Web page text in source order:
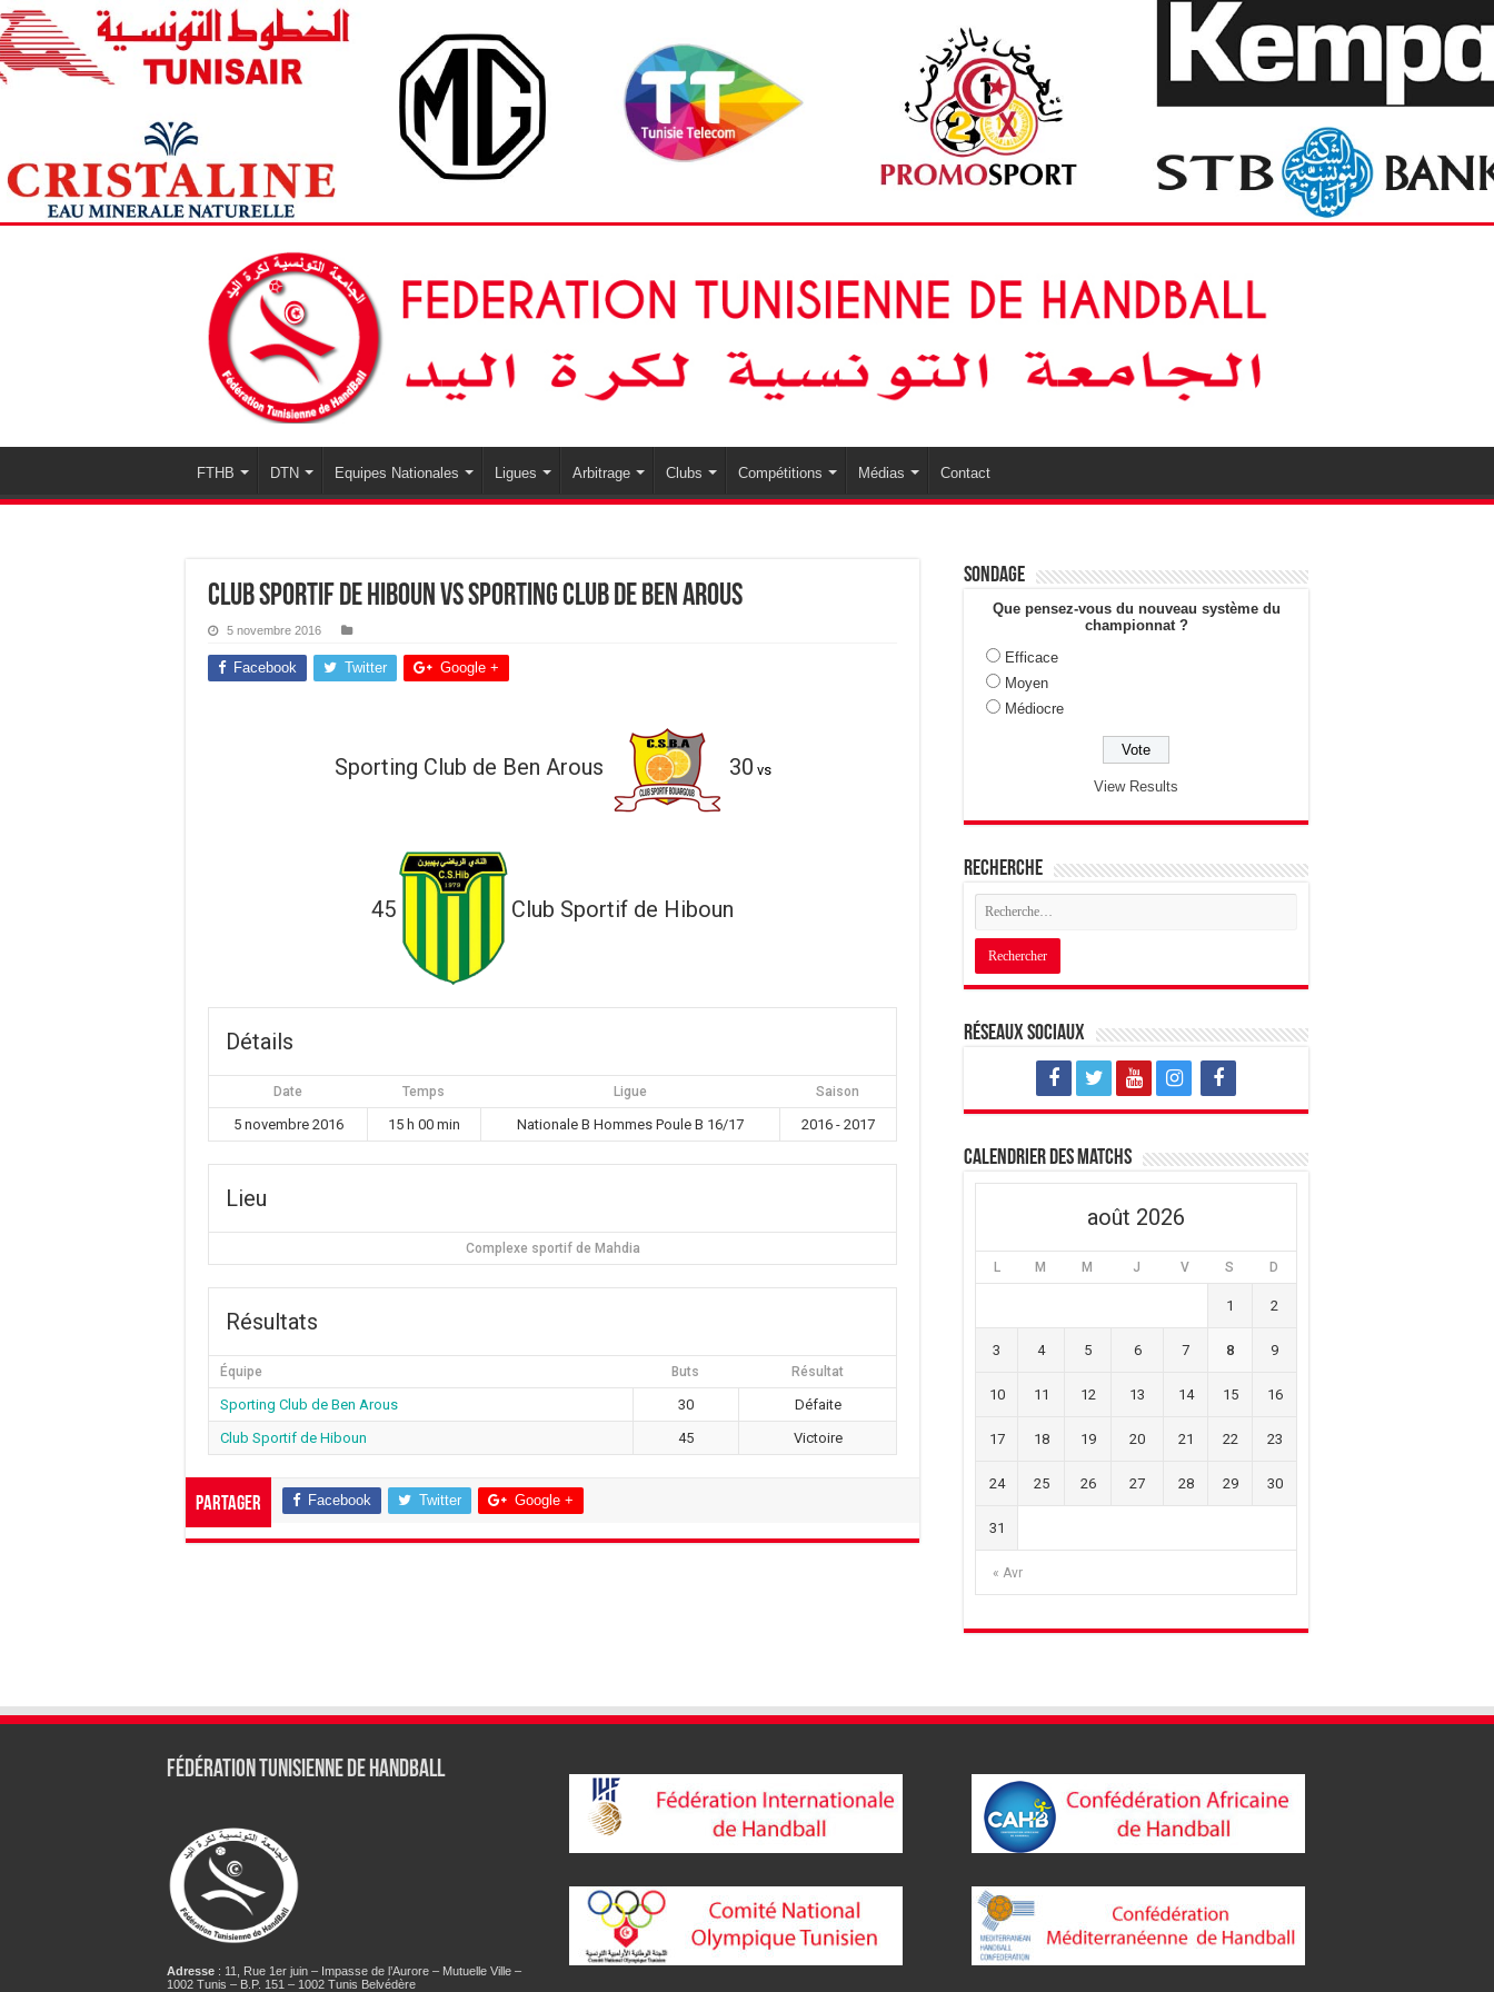
FTHB DTN Equipes Nationales Ligues Arbitrage Clubs Compétitions Médias Contact
Club Sportif de Hiboun vs Sporting Club de Ben Arous
5 novembre 2016
Facebook Twitter Google +
Sporting Club de Ben Arous 30 vs
45 Club Sportif de Hiboun
Détails
Date Temps Ligue Saison
5 novembre 2016 15 h 00 min Nationale B Hommes Poule B 16/17 2016 - 2017
Lieu
Complexe sportif de Mahdia
Résultats
Équipe Buts Résultat
Sporting Club de Ben Arous 30
Défaite
Club Sportif de Hiboun
45 Victoire
Partager Facebook Twitter Google +
Sondage
Que pensez-vous du nouveau système du
championnat ?
Efficace
Moyen
Médiocre
View Results
Recherche
Réseaux sociaux
Calendrier des matchs
août 2026
L M M J V S D
« Avr
1 2
3 4 5 6 7 8 9
10 11 12 13 14 15 16
17 18 19 20 21 22 23
24 25 26 27 28 29 30
31
Fédération tunisienne de Handball
Adresse: 11, Rue 1er juin – Impasse de l’Aurore – Mutuelle Ville –
1002 Tunis – B.P. 151 – 1002 Tunis Belvédère